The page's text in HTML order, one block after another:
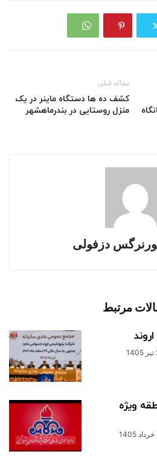
مقاله قبلی
کشف ده ها دستگاه ماینر در یک
منزل روستایی در بندرماهشهر
دزفولی
مرتبط
ویژه